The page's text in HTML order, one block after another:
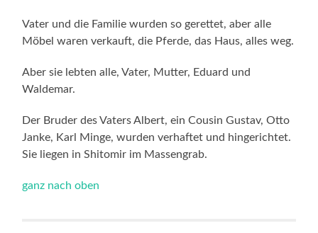
Vater und die Familie wurden so gerettet, aber alle
Möbel waren verkauft, die Pferde, das Haus, alles weg.
Aber sie lebten alle, Vater, Mutter, Eduard und
Waldemar.
Der Bruder des Vaters Albert, ein Cousin Gustav, Otto
Janke, Karl Minge, wurden verhaftet und hingerichtet.
Sie liegen in Shitomir im Massengrab.
ganz nach oben